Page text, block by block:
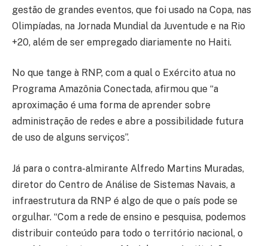
gestão de grandes eventos, que foi usado na Copa, nas
Olimpíadas, na Jornada Mundial da Juventude e na Rio
+20, além de ser empregado diariamente no Haiti.
No que tange à RNP, com a qual o Exército atua no
Programa Amazônia Conectada, afirmou que “a
aproximação é uma forma de aprender sobre
administração de redes e abre a possibilidade futura
de uso de alguns serviços”.
Já para o contra-almirante Alfredo Martins Muradas,
diretor do Centro de Análise de Sistemas Navais, a
infraestrutura da RNP é algo de que o país pode se
orgulhar. “Com a rede de ensino e pesquisa, podemos
distribuir conteúdo para todo o território nacional, o